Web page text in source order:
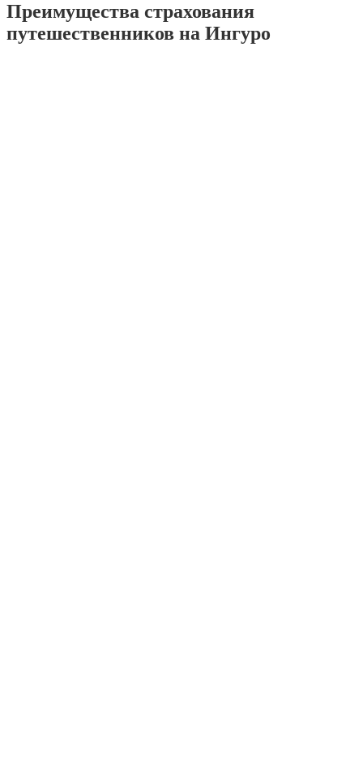
Преимущества страхования
путешественников на Ингуро